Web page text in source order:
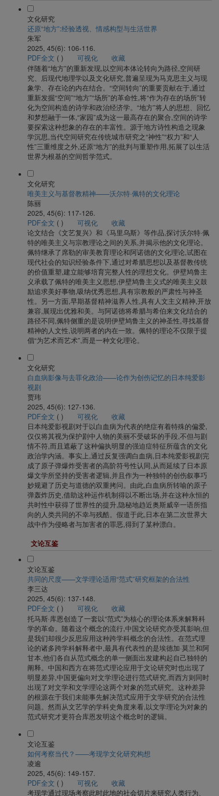
文化研究
还原“地方”:经验透视、情感构型与生活世界
朱军
2025, 45(6): 106-116.
PDF全文 ( ) 可视化
收藏
伴随着“地方”的重新发现,以空间本体论转向为路径,空间研
究、后现代地理学以及文化研究,普遍呈现为马克思主义与现
象学、存在论的内在结合。“空间转向”的重要贡献在于,通过
重新发掘“空间”“地方”“场所”的革命性,将“作为存在的场所”转
化为空间构造的诗学和政治经济学。“地方”将人的思想、回忆
和梦想融于一体,“家园”成为这一最高存在的聚合,空间的诗学
要探索这种想象的存在的丰富性。源于地方诗性构造之现象
学沉思,当代空间研究在传统城市研究之“神性”“权力”和“人
性”三重维度之外,还原“地方”的批判与重塑作用,拓展了以生活
世界为根基的空间哲学范式。
文化研究
唯美主义与基督教精神——沃尔特·佩特的文化理论
陈丽
2025, 45(6): 117-126.
PDF全文 ( ) 可视化
收藏
论文结合《文艺复兴》和《马里乌斯》等作品,探讨沃尔特·佩
特的唯美主义与宗教理论之间的关系,并揭示他的文化理论。
佩特继承了席勒的审美教育理论和阿诺德的文化理论,试图在
现代社会的知识经验条件下,通过对希腊思想以及基督教传统
的价值重塑,建立能够培育完整人性的理想文化。伊壁鸠鲁主
义承载了佩特的唯美主义思想,伊壁鸠鲁主义式的唯美主义鼓
励追求美好事物,吸纳优秀思想,具有宗教般的严肃性与神圣
性。另一方面,早期基督精神滋养人性,具有人文主义精神,开放
兼容,展现出优雅和美。与阿诺德将希腊与希伯来文化结合的
路径不同,佩特侧重的是说明伊壁鸠鲁主义的神圣性,寻找基督
精神的人文性,说明两者的内在一致。佩特的理论不仅限于提
倡“为艺术而艺术”,而是一种文化理论。
文化研究
白血病影像与去罪化政治——论作为创伤记忆的日本纯爱影
视剧
贾玮
2025, 45(6): 127-136.
PDF全文 ( ) 可视化
收藏
日本纯爱影视剧对于以白血病为代表的绝症有着特殊的偏爱,
仅仅将其视为保护剧中人物的美丽不受破坏的手段,不但与剧
情不符,而且遮蔽了这种偏执明显的强迫症特征所蕴含的文化
政治学内涵。事实上,通过反复强调白血病,日本纯爱影视剧完
成了原子弹爆炸受害者的高阶符号性认同,从而延续了日本原
爆文学所坚持的受害者逻辑,并且作为一种独特的创伤叙事巧
妙规避了历史与道德的双重拷问。由此,白血病所转喻的原子
弹轰炸历史,借助这种运作机制得以不断出场,并在这种永恒的
共时性中获得了世界性的提升,隐秘地趋近奥斯威辛一语所指
向的人类共同的不幸与残酷。假道于此,日本在第二次世界大
战中作为侵略者与加害者的罪恶,得到了某种漂白。
文论互鉴
文论互鉴
共同的尺度——文学理论适用“范式”研究框架的合法性
李三达
2025, 45(6): 137-148.
PDF全文 ( ) 可视化
收藏
托马斯·库恩创造了一套以“范式”为核心的理论体系来解释科
学的革命。随着这个概念的流行,中国文论研究亦受其影响,但
是我们却很少反思应用这种跨学科概念的合法性。在范式理
论的诸多跨学科解释者中,最具有代表性的是埃德加·莫兰和阿
甘本,他们各自从范式概念的单一侧面出发建构起自己独特的
阐释。中国和西方在将范式理论应用于文论研究时也出现了
明显差异,中国更偏向对文学理论进行范式研究,而西方则同时
出现了对文学和文学理论这两个对象的范式研究。这种差异
的根源在于我们未能事先解决范式应用于文学研究的合法性
问题。然而从文艺学的学科史角度来看,以文学理论为对象的
范式研究才更符合库恩发明这个概念时的逻辑。
文论互鉴
如何考察当代？——考现学文化研究构想
凌逾
2025, 45(6): 149-157.
PDF全文 ( ) 可视化
收藏
考现学通过现场考察此时此地的社会切片来研究人类行为、